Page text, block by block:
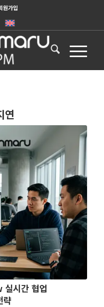
원가입
연
시간 협업
략